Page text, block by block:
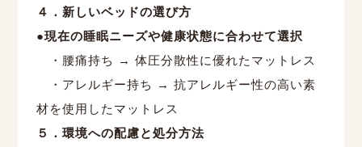
４．新しいベッドの選び方
●現在の睡眠ニーズや健康状態に合わせて選択
・腰痛持ち
→ 体圧分散性に優れたマットレス
・アレルギー持ち
→ 抗アレルギー性の高い素
材を使用したマットレス
５．環境への配慮と処分方法